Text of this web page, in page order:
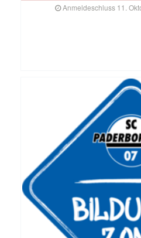
Anmeldeschluss 11.